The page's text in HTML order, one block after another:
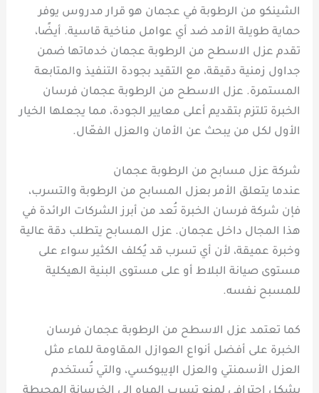
الشينكو من الرطوبة في عجمان هو قرار مدروس يوفر
حماية طويلة الأمد ضد أي عوامل مناخية قاسية. أيضًا،
تقدم عزل الاسطح من الرطوبة عجمان خدماتها ضمن
جداول زمنية دقيقة، مع التقيد بجودة التنفيذ والمتابعة
المستمرة. عزل الاسطح من الرطوبة عجمان فرسان
الخبرة تلتزم بتقديم أعلى معايير الجودة، مما يجعلها الخيار
الأول لكل من يبحث عن الأمان والعزل الفعّال.
شركة عزل مسابح من الرطوبة عجمان
عندما يتعلق الأمر بعزل المسابح من الرطوبة والتسرب،
فإن شركة فرسان الخبرة تُعد من أبرز الشركات الرائدة في
هذا المجال داخل عجمان. عزل المسابح يتطلب دقة عالية
وخبرة عميقة، لأن أي تسرب قد يُكلف الكثير سواء على
مستوى صيانة البلاط أو على مستوى البنية الهيكلية
للمسبح نفسه.
كما تعتمد عزل الاسطح من الرطوبة عجمان فرسان
الخبرة على أفضل أنواع العوازل المقاومة للماء مثل
العزل الأسمنتي والعزل الإيبوكسي، والتي تُستخدم